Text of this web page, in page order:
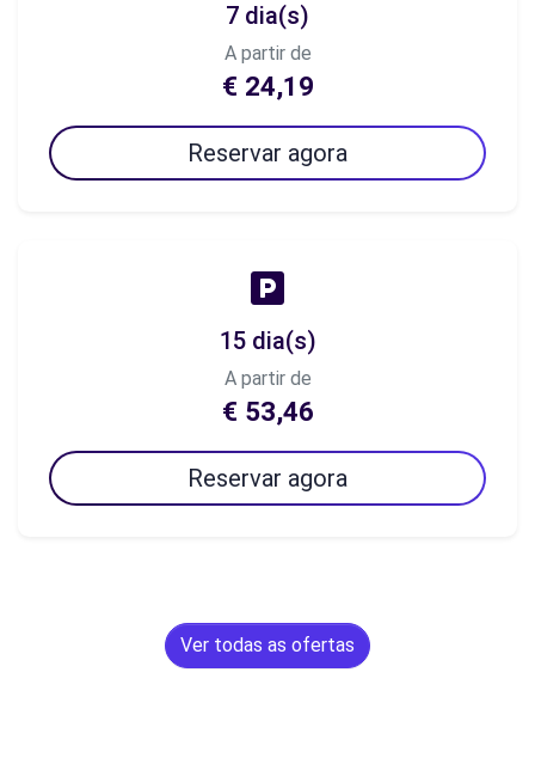
7 dia(s)
A partir de
€ 24,19
Reservar agora
15 dia(s)
A partir de
€ 53,46
Reservar agora
Ver todas as ofertas